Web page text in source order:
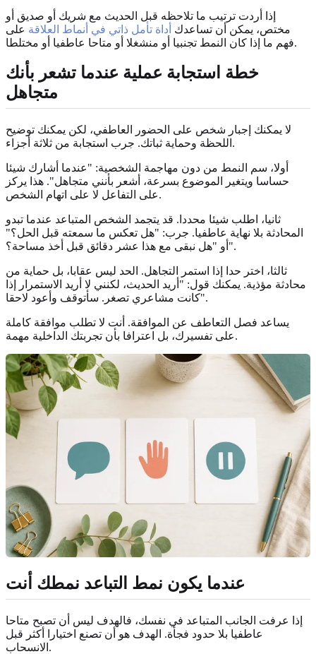
إذا أردت ترتيب ما تلاحظه قبل الحديث مع شريك أو صديق أو
مختص، يمكن أن تساعدك أداة تأمل ذاتي في أنماط العلاقة على
فهم ما إذا كان النمط تجنبيا أو منشغلا أو متاحا عاطفيا أو مختلطا.
خطة استجابة عملية عندما تشعر بأنك
متجاهل
لا يمكنك إجبار شخص على الحضور العاطفي، لكن يمكنك توضيح
اللحظة وحماية ثباتك. جرب استجابة من ثلاثة أجزاء.
أولا، سم النمط من دون مهاجمة الشخصية: "عندما أشارك شيئا
حساسا ويتغير الموضوع بسرعة، أشعر بأنني متجاهل". هذا يركز
على التفاعل لا على اتهام الشخص.
ثانيا، اطلب شيئا محددا. قد يتجمد الشخص المتباعد عندما تبدو
المحادثة بلا نهاية عاطفيا. جرب: "هل تعكس ما سمعته قبل الحل؟"
أو "هل نبقى مع هذا عشر دقائق قبل أخذ مساحة؟".
ثالثا، اختر حدا إذا استمر التجاهل. الحد ليس عقابا، بل حماية من
محادثة مؤذية. يمكنك قول: "أريد الحديث، لكنني لا أريد الاستمرار إذا
كانت مشاعري تصغر. سأتوقف وأعود لاحقا".
يساعد فصل التعاطف عن الموافقة. أنت لا تطلب موافقة كاملة
على تفسيرك، بل اعترافا بأن تجربتك الداخلية مهمة.
عندما يكون نمط التباعد نمطك أنت
إذا عرفت الجانب المتباعد في نفسك، فالهدف ليس أن تصبح متاحا
عاطفيا بلا حدود فجأة. الهدف هو أن تصنع اختيارا أكثر قبل
الانسحاب.